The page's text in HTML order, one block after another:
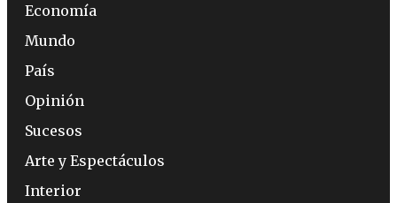
Economía
Mundo
País
Opinión
Sucesos
Arte y Espectáculos
Interior